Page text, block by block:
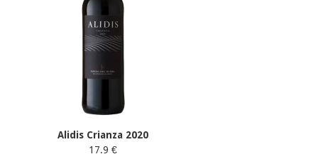
Alidis Crianza 2020
17.9 €